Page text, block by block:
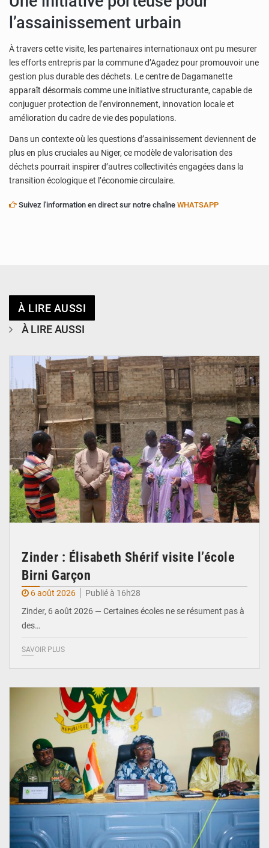
l’assainissement urbain
À travers cette visite, les partenaires internationaux ont pu mesurer
les efforts entrepris par la commune d’Agadez pour promouvoir une
gestion plus durable des déchets. Le centre de Dagamanette
apparaît désormais comme une initiative structurante, capable de
conjuguer protection de l’environnement, innovation locale et
amélioration du cadre de vie des populations.
Dans un contexte où les questions d’assainissement deviennent de
plus en plus cruciales au Niger, ce modèle de valorisation des
déchets pourrait inspirer d’autres collectivités engagées dans la
transition écologique et l’économie circulaire.
Suivez l'information en direct sur notre chaîne WHATSAPP
À LIRE AUSSI
À LIRE AUSSI
Zinder : Élisabeth Shérif visite l’école
Birni Garçon
6 août 2026
Publié à 16h28
Zinder, 6 août 2026 — Certaines écoles ne se résument pas à
des…
SAVOIR PLUS